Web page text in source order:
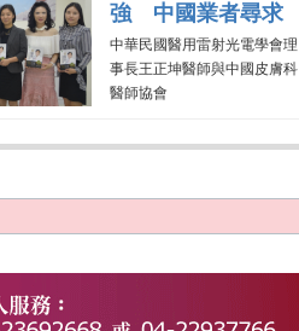
強 中國業者尋求
中華民國醫用雷射光電學會理
事長王正坤醫師與中國皮膚科
醫師協會